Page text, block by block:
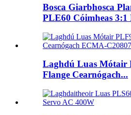
Bosca Giarbhosca
PLE60 Cóimheas 3:1
Laghdú Luas Mótair
Flange Cearnógach...